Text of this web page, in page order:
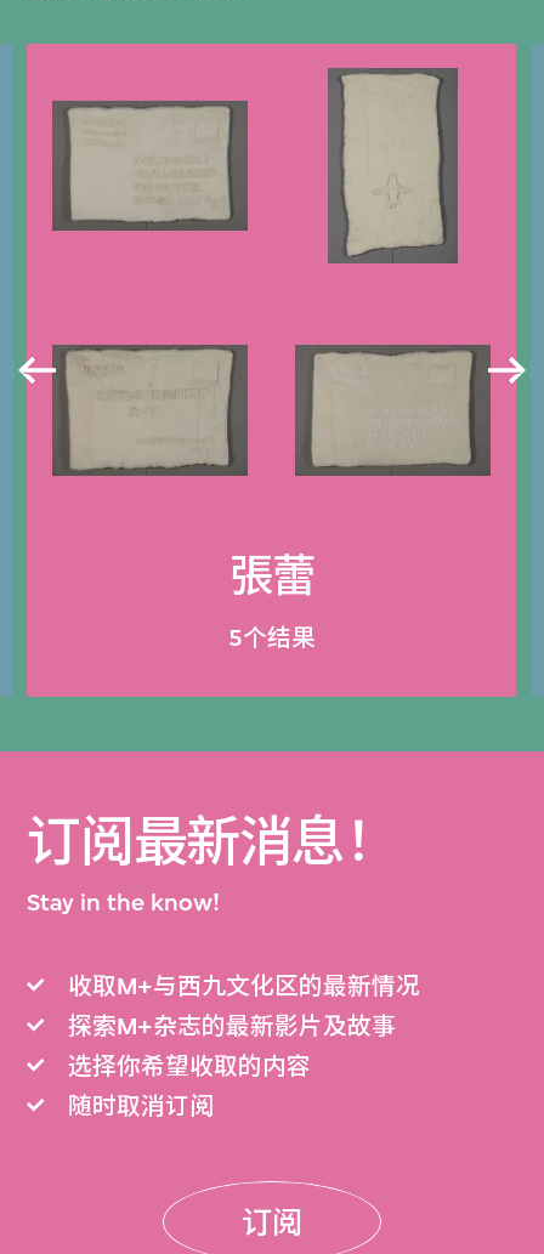
張蕾
5个结果
订阅最新消息！
Stay in the know!
收取M+与西九文化区的最新情况
探索M+杂志的最新影片及故事
选择你希望收取的内容
随时取消订阅
订阅